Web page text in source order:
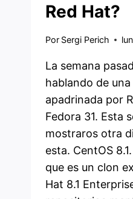
Red Hat?
Por Sergi Perich
La semana
hablando de
apadrinada por
Fedora 31. Esta
mostraros otra
esta. CentOS
que es un clon
Hat 8.1